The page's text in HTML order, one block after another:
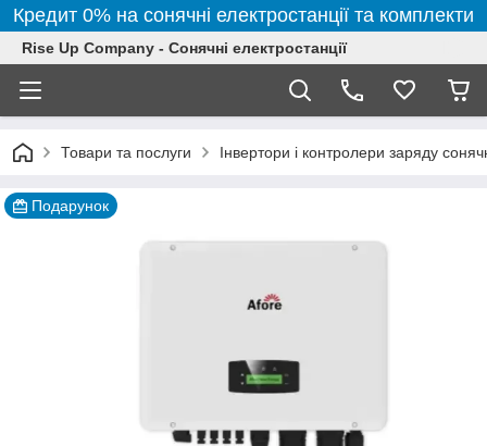
Кредит 0% на сонячні електростанції та комплекти
Rise Up Company - Сонячні електростанції
Товари та послуги Інвертори і контролери заряду
Подарунок